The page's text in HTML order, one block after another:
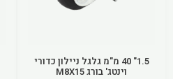
1.5" 40 מ"מ גלגל ניילון כדורי
וינטג' בורג M8X15